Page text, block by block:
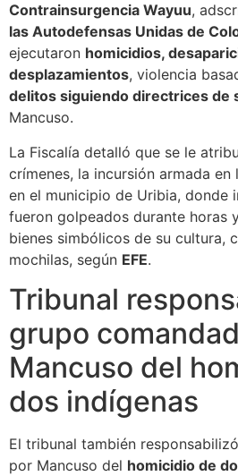
Contrainsurgencia Wayuu,
las Autodefensas Unidas de
ejecutaron homicidios,
desplazamientos, violencia
delitos siguiendo directrices de
Mancuso.
La Fiscalía detalló que se le
crímenes, la incursión armada en
en el municipio de Uribia, donde
fueron golpeados durante horas
bienes simbólicos de su cultura,
mochilas, según EFE.
Tribunal
grupo
Mancuso del
dos indígenas
El tribunal también
por Mancuso del homicidio de